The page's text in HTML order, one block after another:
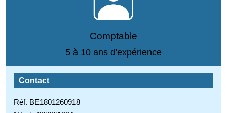
Comptable
5 à 10 ans d'expérience
Contact
Réf. BE1801260918